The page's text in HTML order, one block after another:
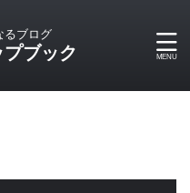
るブログ
ブック